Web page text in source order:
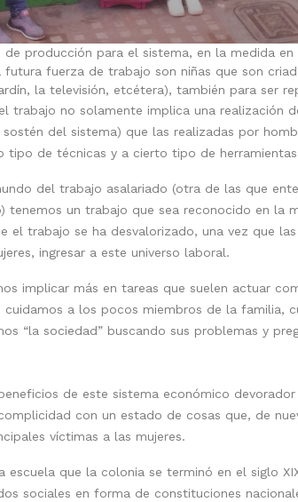
de producción para el sistema, en la medida
fuerza de trabajo son niñas que son
la televisión, etcétera), también para ser
trabajo no solamente implica una realización
del sistema) que las realizadas por
de técnicas y a cierto tipo de
del trabajo asalariado (otra de las que
tenemos un trabajo que sea reconocido en la
el trabajo se ha desvalorizado, una vez que
ingresar a este universo laboral.
implicar más en tareas que suelen actuar
a los pocos miembros de la familia,
“la sociedad” buscando sus problemas y
de este sistema económico
con un estado de cosas que, de
víctimas a las mujeres.
escuela que la colonia se terminó en el siglo
sociales en forma de constituciones